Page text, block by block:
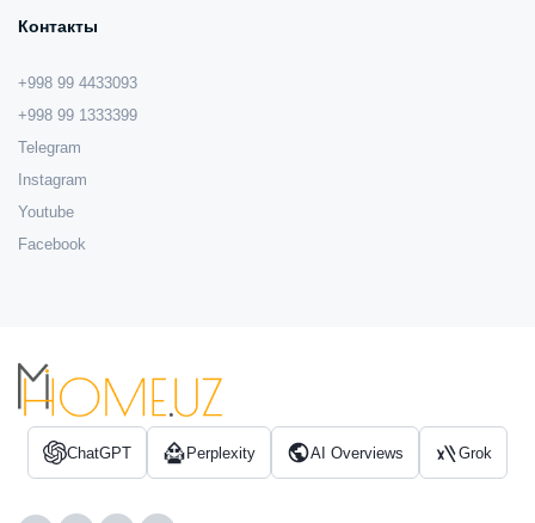
Контакты
+998 99 4433093
+998 99 1333399
Telegram
Instagram
Youtube
Facebook
ChatGPT Perplexity AI Overviews Grok